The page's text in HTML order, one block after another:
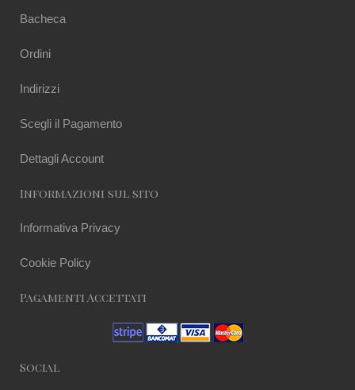
Bacheca
Ordini
Indirizzi
Scegli il Pagamento
Dettagli Account
Informazioni sul sito
Informativa Privacy
Cookie Policy
Pagamenti Accettati
Social